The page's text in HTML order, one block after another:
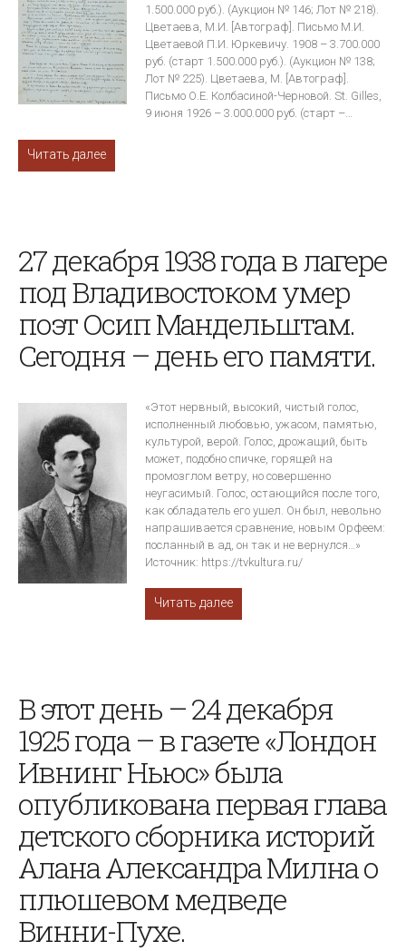
1.500.000 руб.). (Аукцион № 146; Лот № 218).
Цветаева, М.И. [Автограф]. Письмо М.И.
Цветаевой П.И. Юркевичу. 1908 – 3.700.000
руб. (старт 1.500.000 руб.). (Аукцион № 138;
Лот № 225). Цветаева, М. [Автограф].
Письмо О.Е. Колбасиной-Черновой. St. Gilles,
9 июня 1926 – 3.000.000 руб. (старт –…
Читать далее
27 декабря 1938 года в лагере
под Владивостоком умер
поэт Осип Мандельштам.
Сегодня – день его памяти.
«Этот нервный, высокий, чистый голос,
исполненный любовью, ужасом, памятью,
культурой, верой. Голос, дрожащий, быть
может, подобно спичке, горящей на
промозглом ветру, но совершенно
неугасимый. Голос, остающийся после того,
как обладатель его ушел. Он был, невольно
напрашивается сравнение, новым Орфеем:
посланный в ад, он так и не вернулся…»
Источник: https://tvkultura.ru/
Читать далее
В этот день – 24 декабря
1925 года – в газете «Лондон
Ивнинг Ньюс» была
опубликована первая глава
детского сборника историй
Алана Александра Милна о
плюшевом медведе
Винни-Пухе.